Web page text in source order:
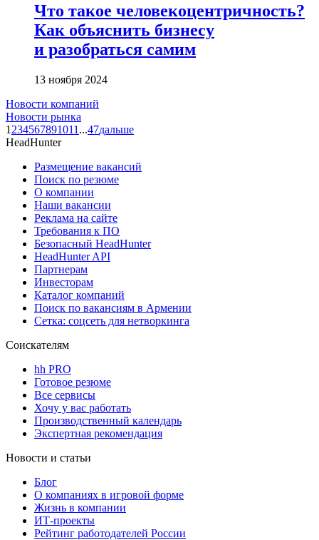
Что такое человеко­центричность?
Как объяснить бизнесу
и разобраться самим
13 ноября 2024
Новости компаний
Новости рынка
1 234567891011 ...47дальше
HeadHunter
Размещение вакансий
Поиск по резюме
О компании
Наши вакансии
Реклама на сайте
Требования к ПО
Безопасный HeadHunter
HeadHunter API
Партнерам
Инвесторам
Каталог компаний
Поиск по вакансиям в Армении
Сетка: соцсеть для нетворкинга
Соискателям
hh PRO
Готовое резюме
Все сервисы
Хочу у вас работать
Производственный календарь
Экспертная рекомендация
Новости и статьи
Блог
О компаниях в игровой форме
Жизнь в компании
ИТ-проекты
Рейтинг работодателей России